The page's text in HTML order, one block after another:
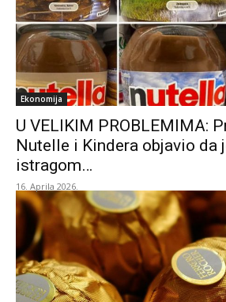
Ekonomija
U VELIKIM PROBLEMIMA:
Nutelle i Kindera objavio da
istragom…
16. Aprila 2026.